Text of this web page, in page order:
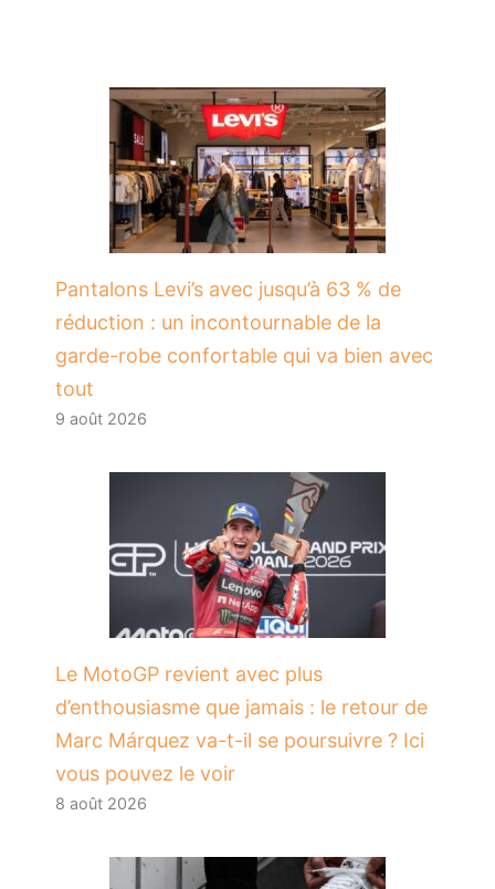
Pantalons Levi’s avec jusqu’à 63 % de
réduction : un incontournable de la
garde-robe confortable qui va bien avec
tout
9 août 2026
Le MotoGP revient avec plus
d’enthousiasme que jamais : le retour de
Marc Márquez va-t-il se poursuivre ? Ici
vous pouvez le voir
8 août 2026